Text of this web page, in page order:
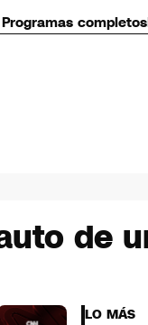
completos
de
LO MÁS